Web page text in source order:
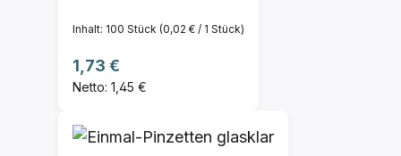
Inhalt: 100 Stück (0,02 € / 1 Stück)
Regulärer Preis:
1,73 €
Netto: 1,45 €